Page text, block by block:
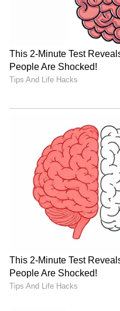
വെറുതെവിട്ടില്ല:
കാണാതായ
അമ്മയുമായി
'ഡിമാൻ്റ്